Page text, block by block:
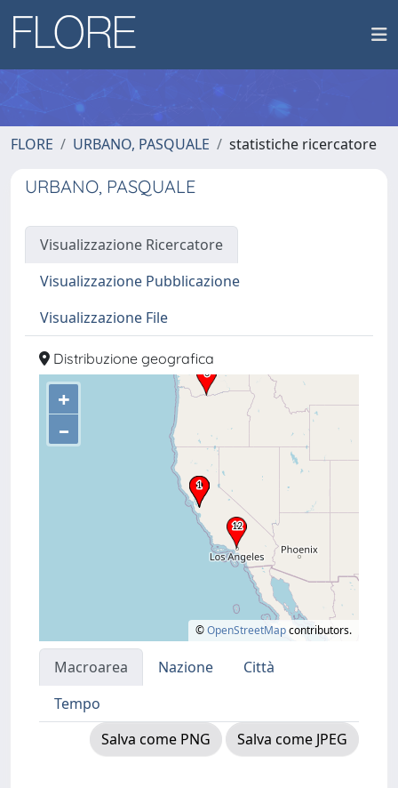
FLORE URBANO, PASQUALE statistiche ricercatore
URBANO, PASQUALE
Visualizzazione Ricercatore
Visualizzazione Pubblicazione
Visualizzazione File
Distribuzione geografica
+
–
©OpenStreetMapcontributors.
Macroarea Nazione
Città
Tempo
Salva come PNG
Salva come JPEG